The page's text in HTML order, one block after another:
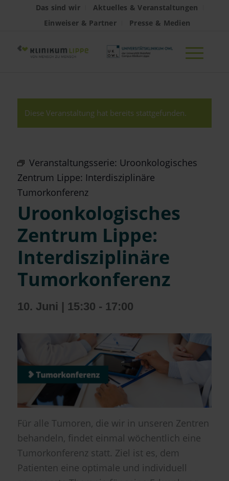
Das sind wir
Aktuelles & Veranstaltungen
Einweiser & Partner
Presse & Medien
Diese Veranstaltung hat bereits stattgefunden.
Veranstaltungsserie: Uroonkologisches
Zentrum Lippe: Interdisziplinäre
Tumorkonferenz
Uroonkologisches
Zentrum Lippe:
Interdisziplinäre
Tumorkonferenz
10. Juni | 15:30 - 17:00
Für alle Tumoren, die wir in unseren Zentren
behandeln, findet einmal wöchentlich eine
Tumorkonferenz statt. Ziel ist es, dem
Patienten eine optimale und individuell